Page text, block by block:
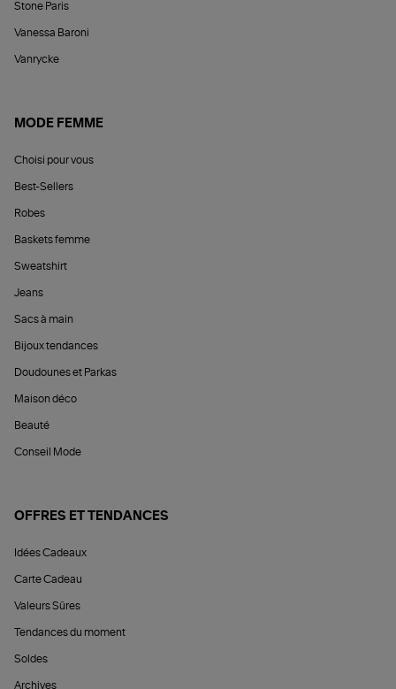
Stone Paris
Vanessa Baroni
Vanrycke
MODE FEMME
Choisi pour vous
Best-Sellers
Robes
Baskets femme
Sweatshirt
Jeans
Sacs à main
Bijoux tendances
Doudounes et Parkas
Maison déco
Beauté
Conseil Mode
OFFRES ET TENDANCES
Idées Cadeaux
Carte Cadeau
Valeurs Sûres
Tendances du moment
Soldes
Archives